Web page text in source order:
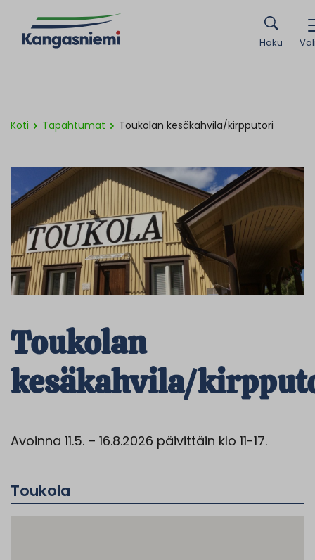
Haku
Koti Tapahtumat Toukolan kesäkahvila/kirpputori
Toukolan
kesäkahvila/
Avoinna 11.5. – 16.8.2026 päivittäin klo 11-17.
Toukola